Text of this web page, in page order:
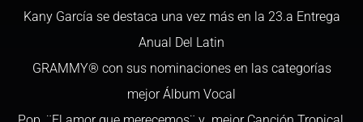
Kany García se destaca una vez más en la 23.a Entrega
Anual Del Latin
GRAMMY®️ con sus nominaciones en las categorías
mejor Álbum Vocal